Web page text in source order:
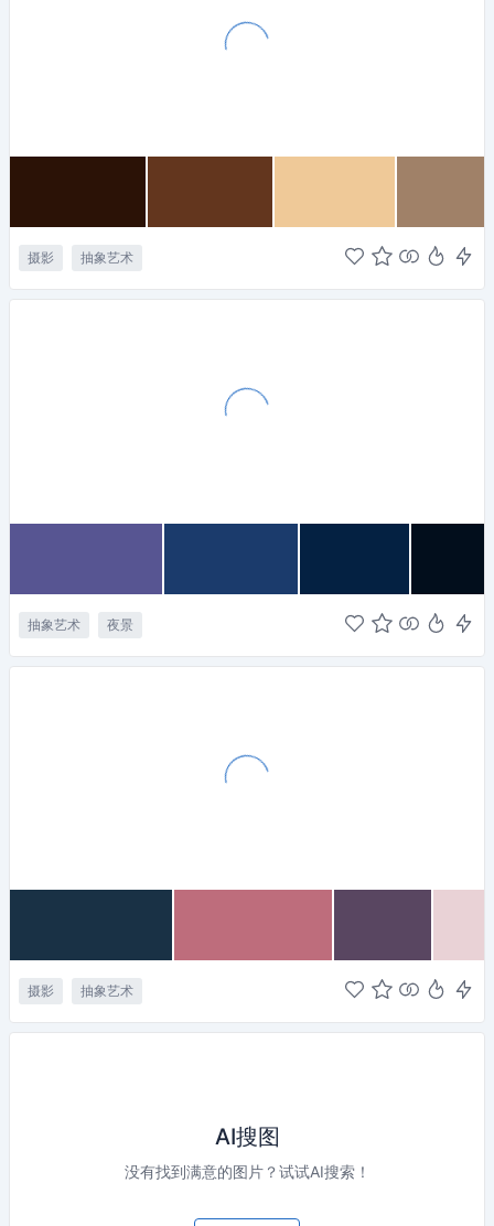
摄影 抽象艺术
抽象艺术 夜景
摄影 抽象艺术
AI搜图
没有找到满意的图片？试试AI搜索！